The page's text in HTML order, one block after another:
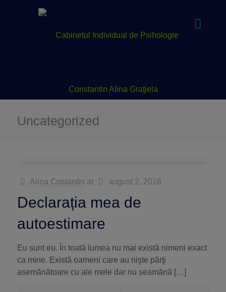
Uncategorized
Alina Costantin at august 2, 2018
Declarația mea de
autoestimare
Eu sunt eu. În toată lumea nu mai există nimeni exact
ca mine. Există oameni care au nişte părţi
asemănătoare cu ale mele dar nu seamănă […]